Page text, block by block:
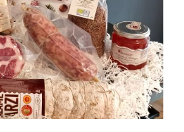
PRODOTTO
HA
PIÙ
VARIANTI.
LE
OPZIONI
POSSONO
ESSERE
SCELTE